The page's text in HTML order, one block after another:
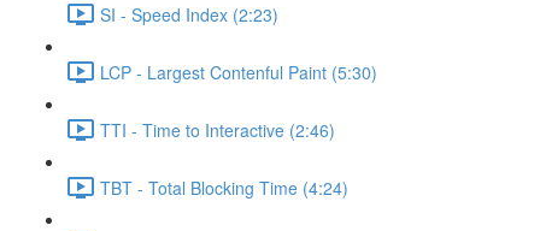
SI - Speed Index (2:23)
LCP - Largest Contenful Paint (5:30)
TTI - Time to Interactive (2:46)
TBT - Total Blocking Time (4:24)